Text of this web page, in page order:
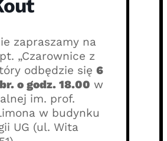
zapraszamy na
„Czarownice z
odbędzie się 6
o godz. 18.00 w
im. prof.
w budynku
UG (ul. Wita